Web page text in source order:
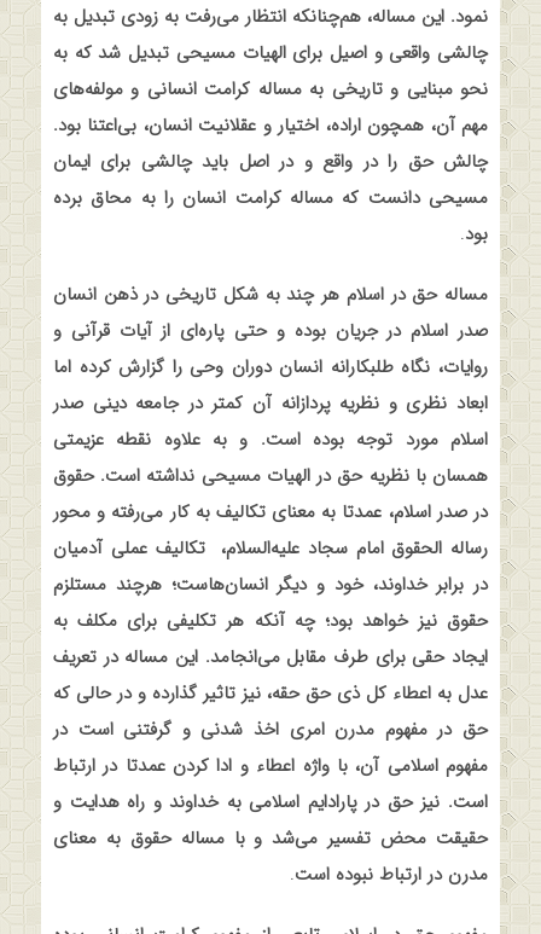
نمود. این مساله، هم‌چنانکه انتظار می‌رفت به زودی تبدیل به
چالشی واقعی و اصیل برای الهیات مسیحی تبدیل شد که به
نحو مبنایی‌ و تاریخی به مساله کرامت انسانی و مولفه‌های
مهم آن، همچون اراده، اختیار و عقلانیت انسان، بی‌اعتنا بود.
چالش حق را در واقع و در اصل باید چالشی برای ایمان
مسیحی دانست که مساله کرامت انسان را به محاق برده
بود.
مساله حق در اسلام هر چند به شکل تاریخی در ذهن انسان
صدر اسلام در جریان بوده و حتی پاره‌ای از آیات قرآنی و
روایات، نگاه طلبکارانه انسان دوران وحی را گزارش کرده اما
ابعاد نظری و نظریه پردازانه آن کمتر در جامعه دینی صدر
اسلام مورد توجه بوده است. و به علاوه نقطه عزیمتی
همسان با نظریه حق در الهیات مسیحی نداشته است. حقوق
در صدر اسلام، عمدتا به معنای تکالیف به کار می‌رفته و محور
رساله الحقوق امام سجاد علیه‌السلام، تکالیف عملی آدمیان
در برابر خداوند، خود و دیگر انسان‌هاست؛ هرچند مستلزم
حقوق نیز خواهد بود؛ چه آنکه هر تکلیفی برای مکلف به
ایجاد حقی برای طرف مقابل می‌انجامد. این مساله در تعریف
عدل به اعطاء کل ذی حق حقه، نیز تاثیر گذارده و در حالی که
حق در مفهوم مدرن امری اخذ شدنی و گرفتنی است در
مفهوم اسلامی آن، با واژه اعطاء و ادا کردن عمدتا در ارتباط
است. نیز حق در پارادایم اسلامی به خداوند و راه هدایت و
حقیقت محض تفسیر می‌شد و با مساله حقوق به معنای
مدرن در ارتباط نبوده است.